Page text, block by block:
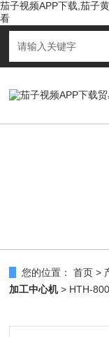
茄子视频APP下载,茄子
看
您的位置： 首页 >
加工中心机> HTH-